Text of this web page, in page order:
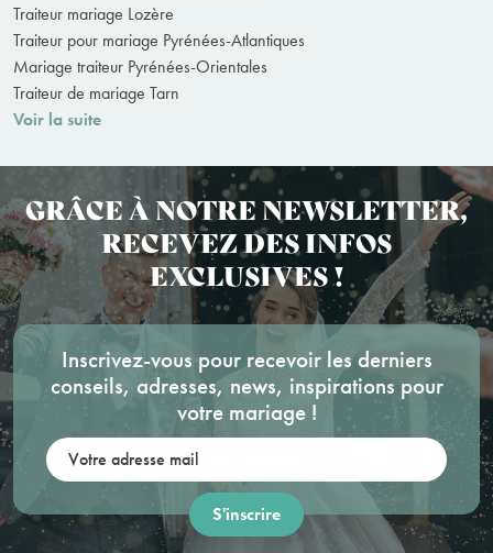
Traiteur mariage Lozère
Traiteur pour mariage Pyrénées-Atlantiques
Mariage traiteur Pyrénées-Orientales
Traiteur de mariage Tarn
Voir la suite
GRÂCE À NOTRE NEWSLETTER,
RECEVEZ DES INFOS
EXCLUSIVES !
Inscrivez-vous pour recevoir les derniers
conseils, adresses, news, inspirations pour
votre mariage !